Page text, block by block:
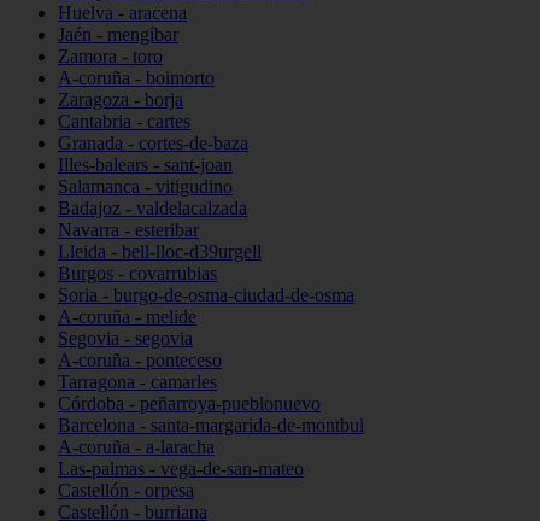
Huelva - aracena
Jaén - mengíbar
Zamora - toro
A-coruña - boimorto
Zaragoza - borja
Cantabria - cartes
Granada - cortes-de-baza
Illes-balears - sant-joan
Salamanca - vitigudino
Badajoz - valdelacalzada
Navarra - esteribar
Lleida - bell-lloc-d39urgell
Burgos - covarrubias
Soria - burgo-de-osma-ciudad-de-osma
A-coruña - melide
Segovia - segovia
A-coruña - ponteceso
Tarragona - camarles
Córdoba - peñarroya-pueblonuevo
Barcelona - santa-margarida-de-montbui
A-coruña - a-laracha
Las-palmas - vega-de-san-mateo
Castellón - orpesa
Castellón - burriana